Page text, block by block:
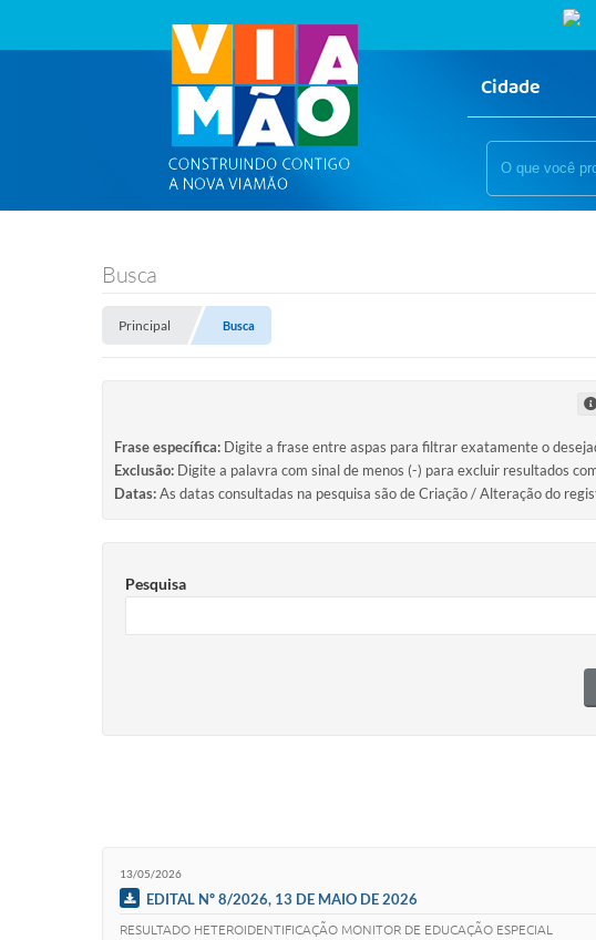
Cidade
Busca
Principal Busca
Frase específica: Digite a frase entre aspas para filtrar exatamente o
Exclusão: Digite a palavra com sinal de menos (-) para excluir resultados
Datas:As datas consultadas na pesquisa são de Criação / Alteração do
Pesquisa
13/05/2026
EDITAL Nº 8/2026, 13 DE MAIO DE 2026
RESULTADO HETEROIDENTIFICAÇÃO MONITOR DE EDUCAÇÃO ESPECIAL